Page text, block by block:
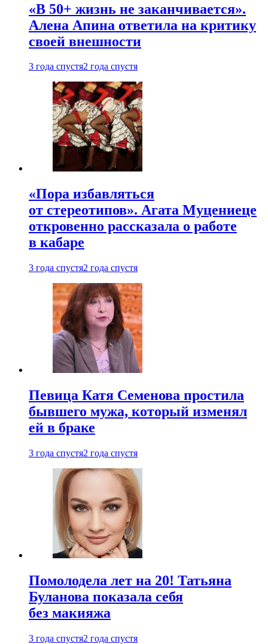
«В 50+ жизнь не заканчивается».
Алена Апина ответила на критику
своей внешности
3 года спустя2 года спустя
«Пора избавляться
от стереотипов». Агата Муцениеце
откровенно рассказала о работе
в кабаре
3 года спустя2 года спустя
Певица Катя Семенова простила
бывшего мужа, который изменял
ей в браке
3 года спустя2 года спустя
Помолодела лет на 20! Татьяна
Буланова показала себя
без макияжа
3 года спустя2 года спустя